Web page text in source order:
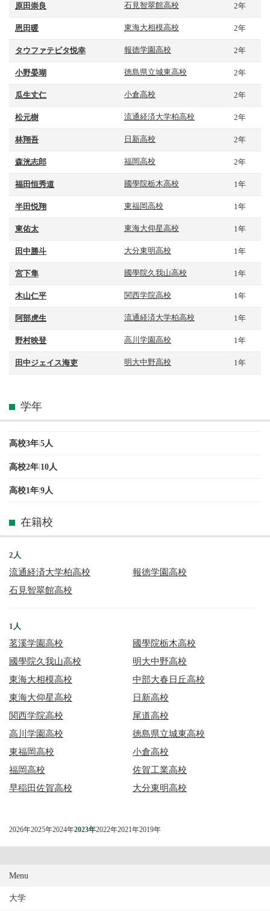
原田崇良 石見智翠館高校 2年
恩田暖 東海大相模高校 2年
タウファテビタ悦幸 報徳学園高校 2年
小野晏瑚 徳島県立城東高校 2年
瓜生丈仁 小倉高校 2年
松元樹 流通経済大学柏高校 2年
林翔吾 日新高校 2年
森洸志郎 福岡高校 2年
福田恒秀道 國學院栃木高校 1年
半田悦翔 東福岡高校 1年
東佑太 東海大仰星高校 1年
田中勝斗 大分東明高校 1年
宮下隼 國學院久我山高校 1年
木山仁平 関西学院高校 1年
阿部虎生 流通経済大学柏高校 1年
野村映登 高川学園高校 1年
田中ジェイス海吏 明大中野高校 1年
学年
高校3年|5人
高校2年|10人
高校1年|9人
在籍校
2人
流通経済大学柏高校
報徳学園高校
石見智翠館高校
1人
茗溪学園高校
國學院栃木高校
國學院久我山高校
明大中野高校
東海大相模高校
中部大春日丘高校
東海大仰星高校
日新高校
関西学院高校
尾道高校
高川学園高校
徳島県立城東高校
東福岡高校
小倉高校
福岡高校
佐賀工業高校
早稲田佐賀高校
大分東明高校
2026年2025年2024年2023年2022年2021年2019年
Menu
大学